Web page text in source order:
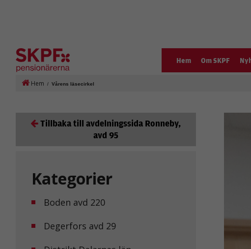
Hem Om SKPF
Hem / Vårens läsecirkel
Tillbaka till avdelningssida Ronneby,
avd 95
Kategorier
Boden avd 220
Degerfors avd 29